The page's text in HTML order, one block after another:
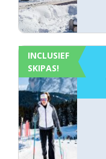
INCLUSIEF
SKIPAS!